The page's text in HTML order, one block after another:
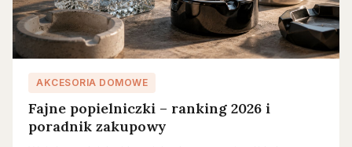
AKCESORIA DOMOWE
Fajne popielniczki – ranking 2026 i
poradnik zakupowy